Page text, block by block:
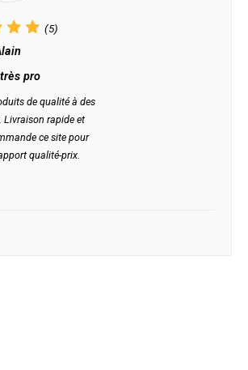
(5)
pro
de qualité à des
rapide et
ce site pour
qualité-prix.